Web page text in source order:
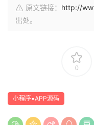
原文链接： http://
出处。
0
小程序▪APP源码